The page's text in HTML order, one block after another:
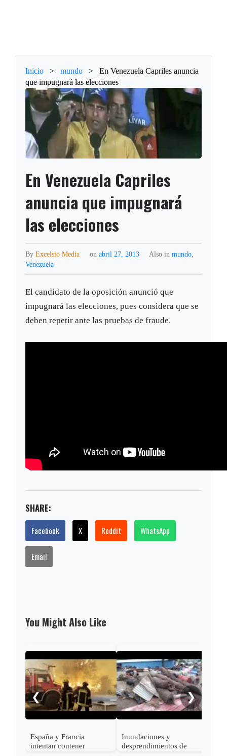
Inicio > mundo >
En Venezuela Capriles anuncia
que impugnará las elecciones
En Venezuela Capriles
anuncia que impugnará
las elecciones
ByExcelsio Media on abril 27, 2013 Also in mundo,
Venezuela
El candidato de la oposición anunció que
impugnará las elecciones, pues considera que se
deben repetir ante las pruebas de fraude.
SHARE:
Facebook X Reddit WhatsApp
Email
You Might Also Like
❮
España y Francia
intentan contener
Inundaciones y
desprendimientos de
❯